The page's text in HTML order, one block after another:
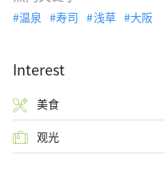
温泉 寿司 浅草 大阪
Interest
美食
观光